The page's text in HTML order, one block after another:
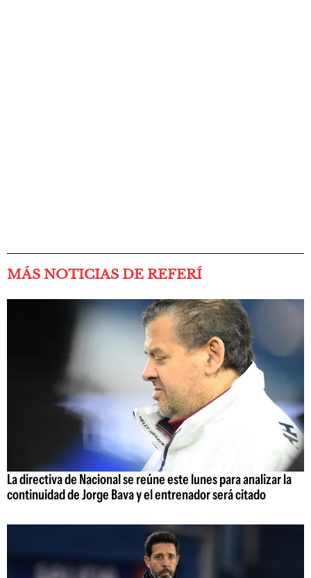
MÁS NOTICIAS DE REFERÍ
La directiva de Nacional se reúne este lunes para analizar la
continuidad de Jorge Bava y el entrenador será citado